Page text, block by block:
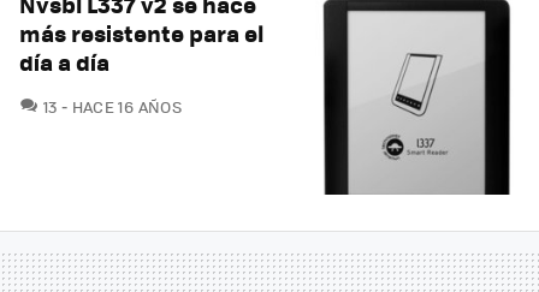
más resistente para el
día a día
13 COMENTARIOS
HACE 16 AÑOS